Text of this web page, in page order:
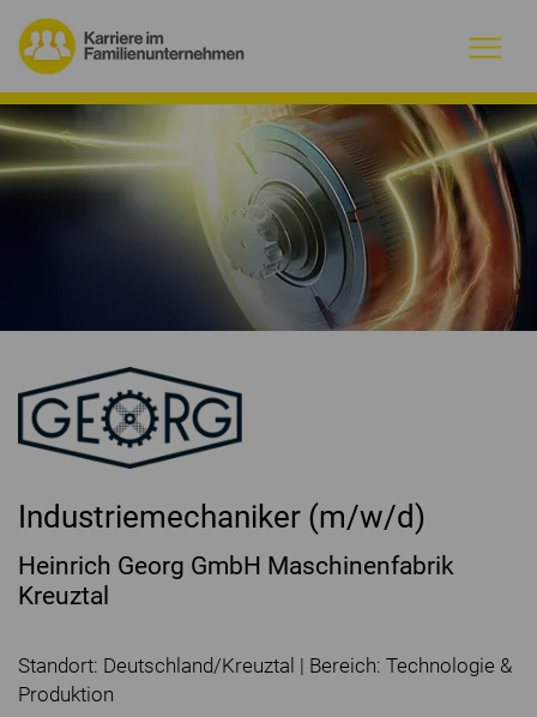
Warum Familienunternehmen?
Firmenprofile
Magazin
Initiative
Kontakt
Industriemechaniker (m/w/d)
Heinrich Georg GmbH Maschinenfabrik
Kreuztal
Standort: Deutschland/Kreuztal | Bereich: Technologie &
Produktion